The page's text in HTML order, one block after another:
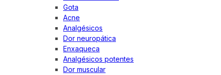
Gota
Acne
Analgésicos
Dor neuropática
Enxaqueca
Analgésicos potentes
Dor muscular